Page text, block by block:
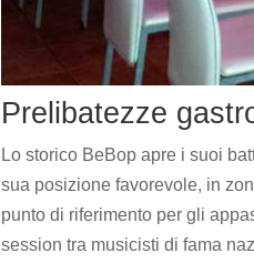
Prelibatezze
Lo storico BeBop apre i suoi
sua posizione favorevole, in
punto di riferimento per gli
session tra musicisti di fama